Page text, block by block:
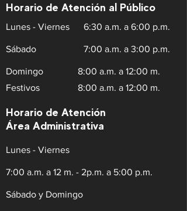
Horario de Atención al Público
Lunes - Viernes 6:30 a.m. a 6:00 p.m.
Sábado 7:00 a.m. a 3:00 p.m.
Domingo
Festivos
8:00 a.m. a 12:00 m.
8:00 a.m. a 12:00 m.
Horario de Atención
Área Administrativa
Lunes - Viernes
7:00 a.m. a 12 m. - 2p.m. a 5:00 p.m.
Sábado y Domingo